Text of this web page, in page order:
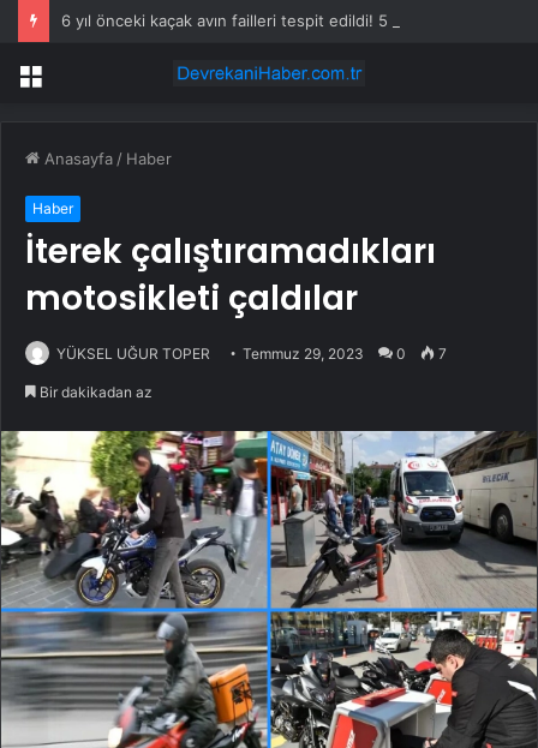
Menü
Anasayfa / Haber
Haber
İterek çalıştıramadıkları
motosikleti çaldılar
YÜKSEL UĞUR TOPER Temmuz 29, 2023 0 7
Bir dakikadan az